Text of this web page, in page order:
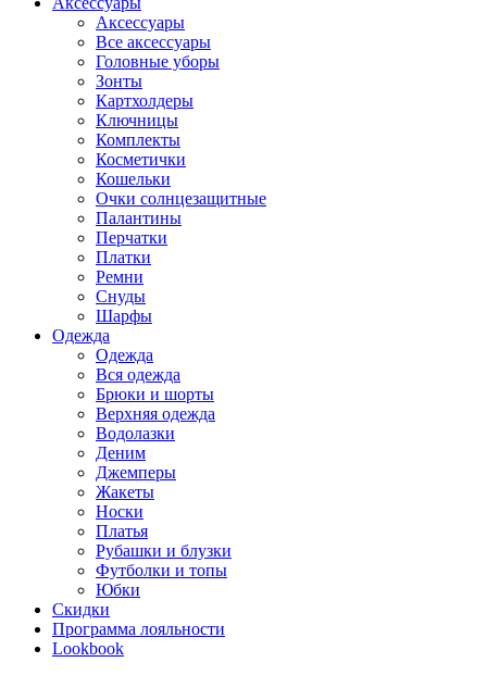
Аксессуары
Все аксессуары
Головные уборы
Зонты
Картхолдеры
Ключницы
Комплекты
Косметички
Кошельки
Очки солнцезащитные
Палантины
Перчатки
Платки
Ремни
Снуды
Шарфы
Одежда
Одежда
Вся одежда
Брюки и шорты
Верхняя одежда
Водолазки
Деним
Джемперы
Жакеты
Носки
Платья
Рубашки и блузки
Футболки и топы
Юбки
Скидки
Программа лояльности
Lookbook